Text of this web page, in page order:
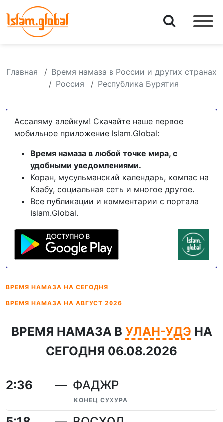
Главная
Время намаза в России и других странах
Россия
Республика Бурятия
Ассаляму алейкум! Скачайте наше первое
мобильное приложение Islam.Global:
Время намаза в любой точке мира, с
удобными уведомлениями.
Коран, мусульманский календарь, компас на
Каабу, социальная сеть и многое другое.
Все публикации и комментарии с портала
Islam.Global.
ВРЕМЯ НАМАЗА НА СЕГОДНЯ
ВРЕМЯ НАМАЗА НА АВГУСТ 2026
ВРЕМЯ НАМАЗА В УЛАН-УДЭ НА
СЕГОДНЯ 06.08.2026
2:36 ФАДЖР
КОНЕЦ СУХУРА